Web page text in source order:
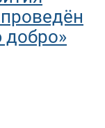
добро»